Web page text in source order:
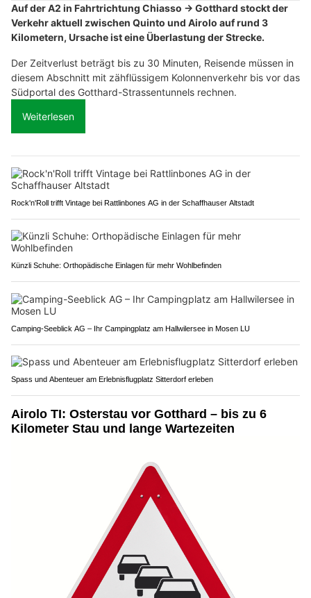
Auf der A2 in Fahrtrichtung Chiasso → Gotthard stockt der
Verkehr aktuell zwischen Quinto und Airolo auf rund 3
Kilometern, Ursache ist eine Überlastung der Strecke.
Der Zeitverlust beträgt bis zu 30 Minuten, Reisende müssen in
diesem Abschnitt mit zähflüssigem Kolonnenverkehr bis vor das
Südportal des Gotthard-Strassentunnels rechnen.
Weiterlesen
Rock'n'Roll trifft Vintage bei Rattlinbones AG in der Schaffhauser Altstadt
Künzli Schuhe: Orthopädische Einlagen für mehr Wohlbefinden
Camping-Seeblick AG – Ihr Campingplatz am Hallwilersee in Mosen LU
Spass und Abenteuer am Erlebnisflugplatz Sitterdorf erleben
Airolo TI: Osterstau vor Gotthard – bis zu 6
Kilometer Stau und lange Wartezeiten